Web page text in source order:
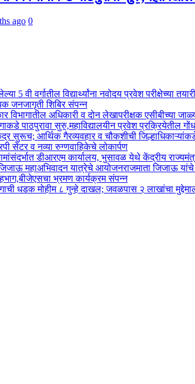
ago 0
5 वी वर्गातील विद्यार्थ्यांना नवोदय प्रवेश परीक्षेच्या
जनजागृती शिबिर संपन्न
अधिकारी व दोन लेखापरीक्षक एसीबीच्या
पाठपुरावा सुरु,महाविद्यालयीन प्रवेश प्रक्रियेतील
सुरूच; आर्थिक गैरव्यवहार व चौकशीची
सेंटर व नव्या रुग्णवाहिकेचे लोकार्पण
डीआरएम कार्यालय, भुसावळ येथे केंद्रीय
महाअभिवादन यात्रेचे आयोजनराजमाता जिजाऊ यांचे
सहभाग,बीजेएसचा भ्रमण कार्यक्रम संपन्न
धडक मोहीम ८ गुन्हे दाखल; जवळपास २ लाखांचा